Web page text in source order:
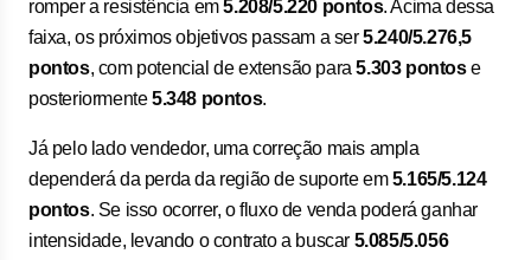
romper a resistência em5.208/5.220 pontos. Acima dessa
faixa, os próximos objetivos passam a ser5.240/5.276,5
pontos, com potencial de extensão para5.303 pontose
posteriormente5.348 pontos.
Já pelo lado vendedor, uma correção mais ampla
dependerá da perda da região de suporte em5.165/5.124
pontos. Se isso ocorrer, o fluxo de venda poderá ganhar
intensidade, levando o contrato a buscar 5.085/5.056